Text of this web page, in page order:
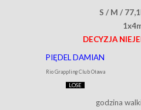
S / M /
DECYZJA
PIĘDEL DAMIAN
Rio Grappling Club Oława
LOSE
godzina